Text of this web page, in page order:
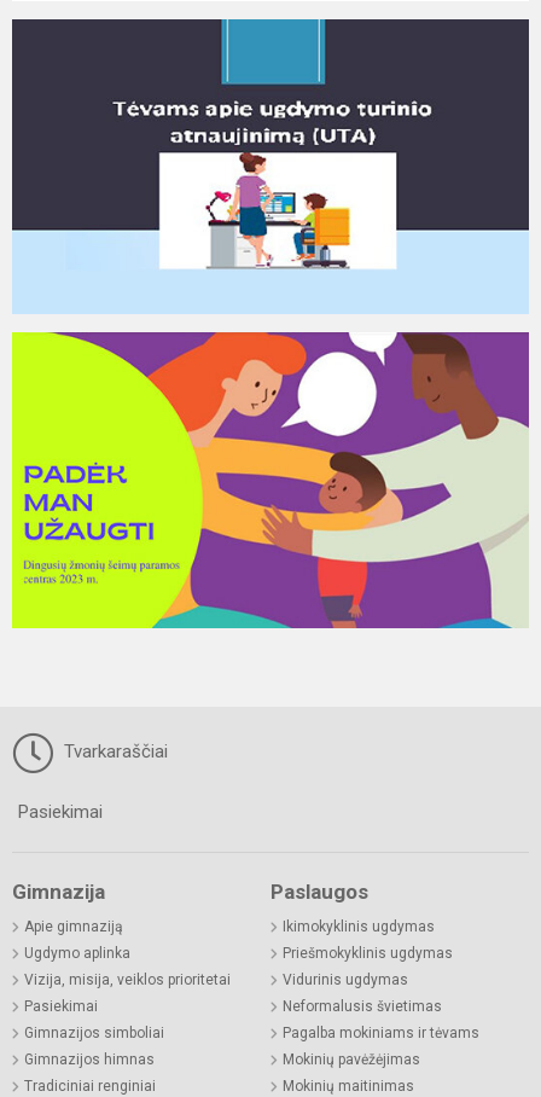
Tvarkaraščiai
Pasiekimai
Gimnazija
Apie gimnaziją
Ugdymo aplinka
Vizija, misija, veiklos prioritetai
Pasiekimai
Gimnazijos simboliai
Gimnazijos himnas
Tradiciniai renginiai
Paslaugos
Ikimokyklinis ugdymas
Priešmokyklinis ugdymas
Vidurinis ugdymas
Neformalusis švietimas
Pagalba mokiniams ir tėvams
Mokinių pavėžėjimas
Mokinių maitinimas